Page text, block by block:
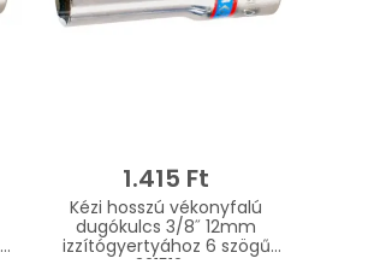
1.415 Ft
Kézi hosszú vékonyfalú
dugókulcs 3/8˝ 12mm
izzítógyertyához 6 szögű